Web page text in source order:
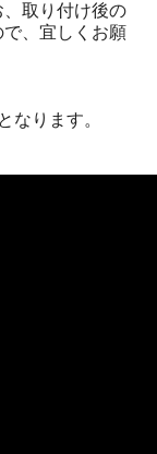
取り付け後の
、宜しくお願
なります。